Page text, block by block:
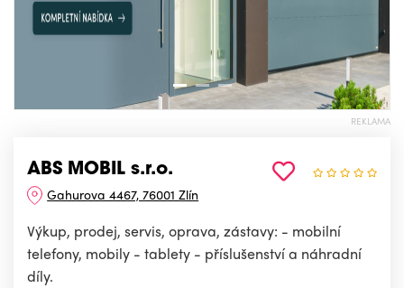
REKLAMA
ABS MOBIL s.r.o.
Gahurova 4467, 76001 Zlín
Výkup, prodej, servis, oprava, zástavy: - mobilní
telefony, mobily - tablety - příslušenství a náhradní
díly.